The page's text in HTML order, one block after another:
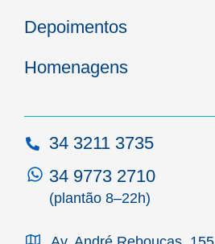
Depoimentos
Homenagens
34 3211 3735
34 9773 2710
(plantão 8–22h)